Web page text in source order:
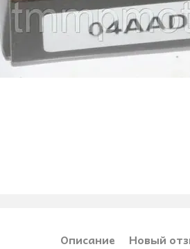
Описание Новый